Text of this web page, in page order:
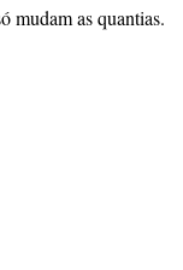
mudam as quantias.